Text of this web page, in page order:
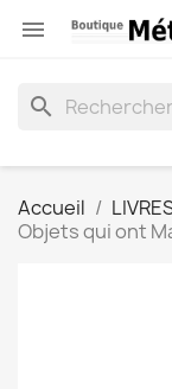

search
Accueil
Objets qui ont